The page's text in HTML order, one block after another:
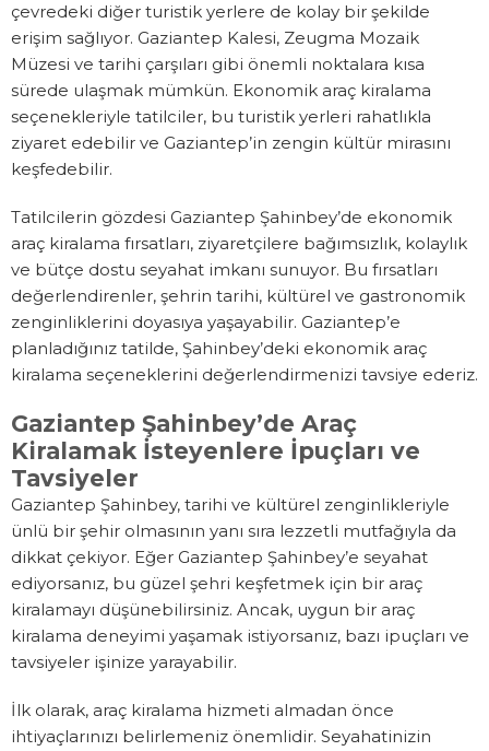
çevredeki diğer turistik yerlere de kolay bir şekilde
erişim sağlıyor. Gaziantep Kalesi, Zeugma Mozaik
Müzesi ve tarihi çarşıları gibi önemli noktalara kısa
sürede ulaşmak mümkün. Ekonomik araç kiralama
seçenekleriyle tatilciler, bu turistik yerleri rahatlıkla
ziyaret edebilir ve Gaziantep’in zengin kültür mirasını
keşfedebilir.
Tatilcilerin gözdesi Gaziantep Şahinbey’de ekonomik
araç kiralama fırsatları, ziyaretçilere bağımsızlık, kolaylık
ve bütçe dostu seyahat imkanı sunuyor. Bu fırsatları
değerlendirenler, şehrin tarihi, kültürel ve gastronomik
zenginliklerini doyasıya yaşayabilir. Gaziantep’e
planladığınız tatilde, Şahinbey’deki ekonomik araç
kiralama seçeneklerini değerlendirmenizi tavsiye ederiz.
Gaziantep Şahinbey’de Araç
Kiralamak İsteyenlere İpuçları ve
Tavsiyeler
Gaziantep Şahinbey, tarihi ve kültürel zenginlikleriyle
ünlü bir şehir olmasının yanı sıra lezzetli mutfağıyla da
dikkat çekiyor. Eğer Gaziantep Şahinbey’e seyahat
ediyorsanız, bu güzel şehri keşfetmek için bir araç
kiralamayı düşünebilirsiniz. Ancak, uygun bir araç
kiralama deneyimi yaşamak istiyorsanız, bazı ipuçları ve
tavsiyeler işinize yarayabilir.
İlk olarak, araç kiralama hizmeti almadan önce
ihtiyaçlarınızı belirlemeniz önemlidir. Seyahatinizin